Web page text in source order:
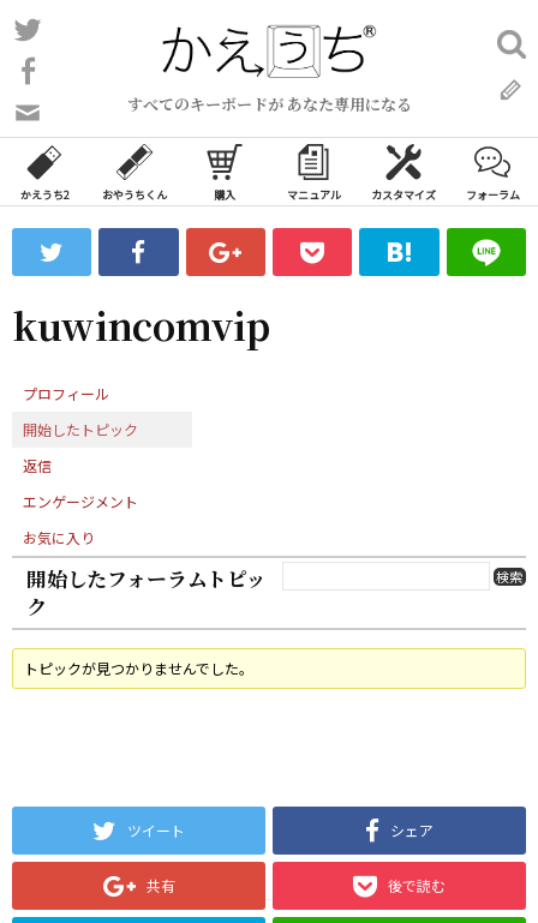
コ
ン
ン
ツ
ス
ッ
プ
すべてのキーボードが あなた専用になる
い
合
わ
フ
ォ
ム
検
索:
かえうち2 おやうちくん 購入 マニュアル カスタマイズ フォーラム
kuwincomvip
プロフィール
開始したトピック
返信
エンゲージメント
お気に入り
開始したフォーラムトピッ
ク
トピックが見つかりませんでした。
ツイート シェア
共有 後で読む